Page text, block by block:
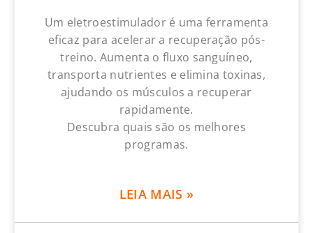
Um eletroestimulador é uma ferramenta
eficaz para acelerar a recuperação pós-
treino. Aumenta o fluxo sanguíneo,
transporta nutrientes e elimina toxinas,
ajudando os músculos a recuperar
rapidamente.
Descubra quais são os melhores
programas.
LEIA MAIS »